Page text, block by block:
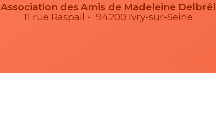
Association des Amis de Madeleine Delbrêl
11 rue Raspail - 94200 Ivry-sur-Seine